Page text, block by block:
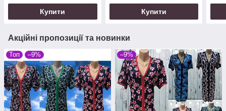
Купити Купити
Акційні пропозиції та новинки
Топ –9% –9%